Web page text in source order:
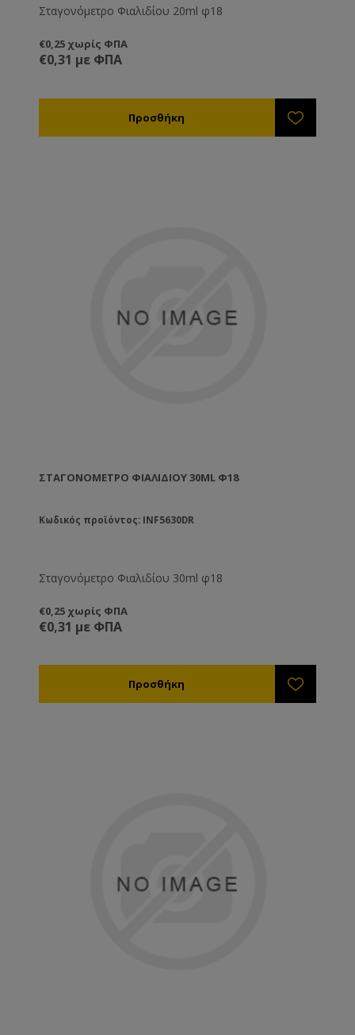
Σταγονόμετρο Φιαλιδίου 20ml φ18
€0,25 χωρίς ΦΠΑ
€0,31 με ΦΠΑ
ΣΤΑΓΟΝΌΜΕΤΡΟ ΦΙΑΛΙΔΊΟΥ 30ML Φ18
Κωδικός προϊόντος: INF5630DR
Σταγονόμετρο Φιαλιδίου 30ml φ18
€0,25 χωρίς ΦΠΑ
€0,31 με ΦΠΑ